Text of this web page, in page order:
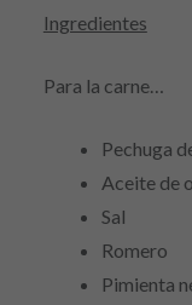
Ingredientes
Para la carne…
Pechuga
Aceite de
Sal
Romero
Pimienta